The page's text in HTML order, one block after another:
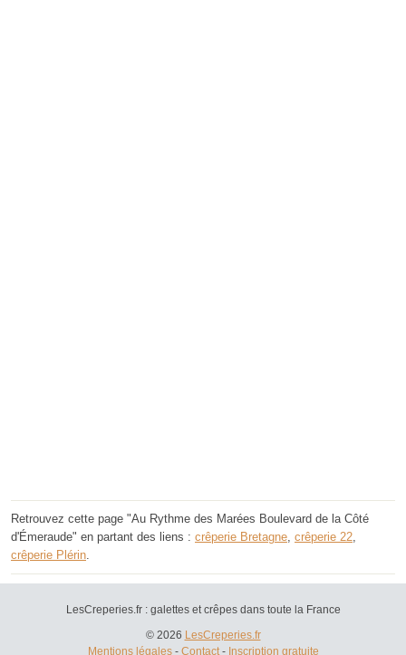
Retrouvez cette page "Au Rythme des Marées Boulevard de la Côté
d'Émeraude" en partant des liens : crêperie Bretagne, crêperie 22,
crêperie Plérin.
LesCreperies.fr : galettes et crêpes dans toute la France
© 2026 LesCreperies.fr
Mentions légales- Contact- Inscription gratuite